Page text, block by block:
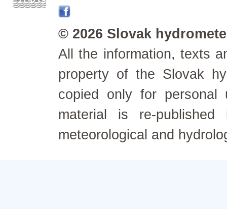
© 2026 Slovak
All the information, texts
property of the Slovak
copied only for personal
material is re-
meteorological and